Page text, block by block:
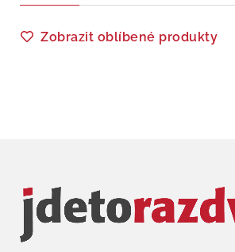
Zobrazit oblíbené produkty